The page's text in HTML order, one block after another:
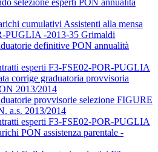
selezione esperti PON annualità
cumulativi Assistenti alla mensa
PUGLIA -2013-35 Grimaldi
definitive PON annualità
esperti F3-FSE02-POR-PUGLIA
corrige graduatoria provvisoria
2013/2014
provvisorie selezione FIGURE
a.s. 2013/2014
esperti F3-FSE02-POR-PUGLIA
PON assistenza parentale -